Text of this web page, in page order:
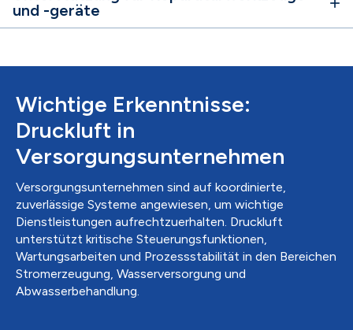
und -geräte
Wichtige Erkenntnisse:
Druckluft in
Versorgungsunternehmen
Versorgungsunternehmen sind auf koordinierte,
zuverlässige Systeme angewiesen, um wichtige
Dienstleistungen aufrechtzuerhalten. Druckluft
unterstützt kritische Steuerungsfunktionen,
Wartungsarbeiten und Prozessstabilität in den Bereichen
Stromerzeugung, Wasserversorgung und
Abwasserbehandlung.